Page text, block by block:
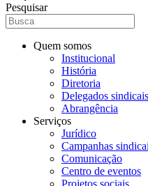
Pesquisar
Quem somos
Institucional
História
Diretoria
Delegados sindicais
Abrangência
Serviços
Jurídico
Campanhas
Comunicação
Centro de eventos
Projetos sociais